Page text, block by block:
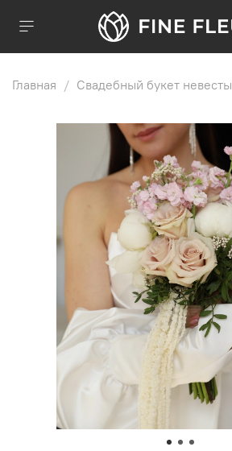
Главная Свадебный букет невесты